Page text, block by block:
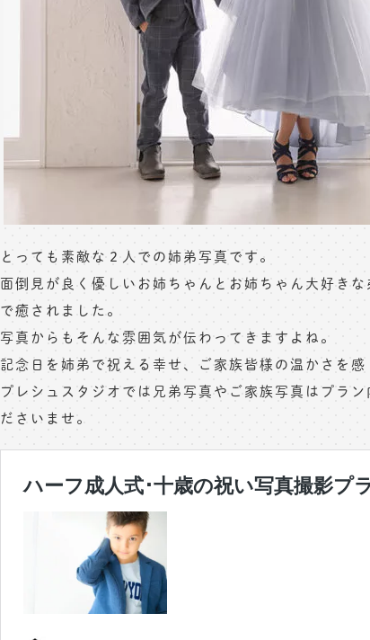
とっても素敵な２人での姉弟写真です。
面倒見が良く優しいお姉ちゃんとお姉ちゃん大好き
で癒されました。
写真からもそんな雰囲気が伝わってきますよね。
記念日を姉弟で祝える幸せ、ご家族皆様の温かさを感
プレシュスタジオでは兄弟写真やご家族写真はプラ
ださいませ。